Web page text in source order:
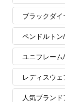
ブラックダ
ペンドルトン
ユニフレー
レディスウェ
人気ブラン